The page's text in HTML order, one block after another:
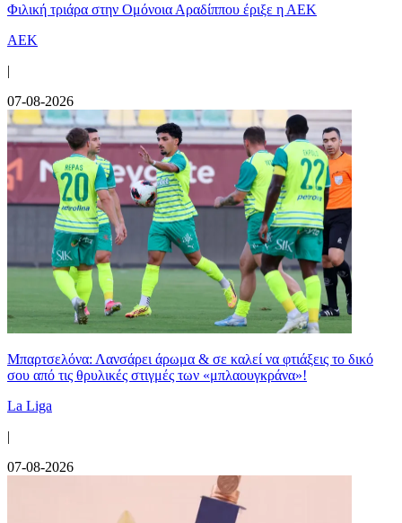
Φιλική τριάρα στην Ομόνοια Αραδίππου έριξε η ΑΕΚ
ΑΕΚ
|
07-08-2026
Μπαρτσελόνα: Λανσάρει άρωμα & σε καλεί να φτιάξεις το δικό
σου από τις θρυλικές στιγμές των «μπλαουγκράνα»!
La Liga
|
07-08-2026